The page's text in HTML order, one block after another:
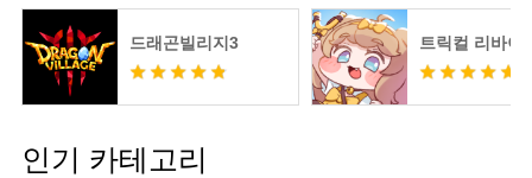
드래곤빌리지3 트릭컬 리바이
인기 카테고리